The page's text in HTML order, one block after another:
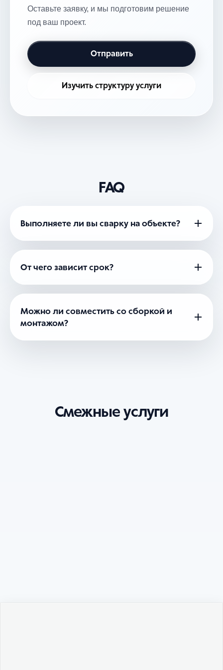
Оставьте заявку, и мы подготовим решение
под ваш проект.
Отправить
Изучить структуру услуги
FAQ
Выполняете ли вы сварку на объекте?
От чего зависит срок?
Можно ли совместить со сборкой и
монтажом?
Смежные услуги